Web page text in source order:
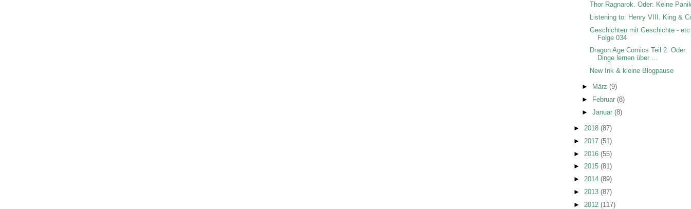
Thor Ragnarok. Oder: Keine
Listening to: Henry VIII. King &
Geschichten mit Geschichte - etc
Folge 034
Dragon Age Comics Teil 2. Oder:
Dinge lernen über ...
New Ink & kleine Blogpause
► März (9)
►
Februar (8)
► Januar (8)
► 2018 (87)
► 2017 (51)
► 2016 (55)
► 2015 (81)
► 2014 (89)
► 2013 (87)
► 2012 (117)